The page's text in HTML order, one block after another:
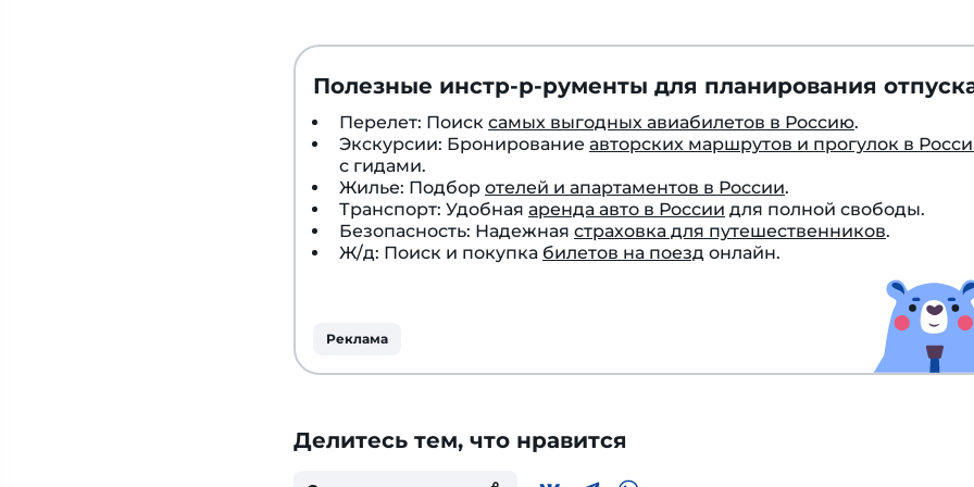
Полезные инстр-р-рументы для планирования
Перелет: Поиск самых выгодных авиабилетов в Россию.
Экскурсии: Бронирование авторских маршрутов и прогулок в
с гидами.
Жилье: Подбор отелей и апартаментов в России.
Транспорт: Удобная аренда авто в России для полной свободы.
Безопасность: Надежная страховка для путешественников.
Ж/д: Поиск и покупка билетов на поезд онлайн.
Реклама
Делитесь тем, что нравится